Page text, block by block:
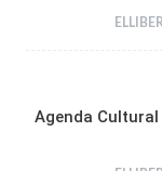
Agenda